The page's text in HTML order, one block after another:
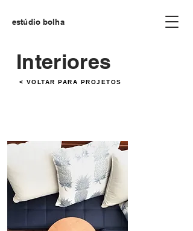
estúdio bolha
< VOLTAR PARA PROJETOS
Interiores